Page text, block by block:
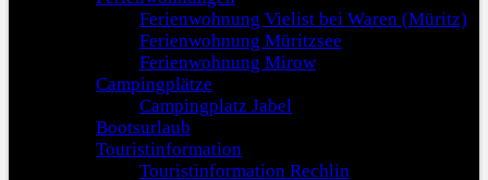
Ferienwohnung Vielist bei Waren (Müritz)
Ferienwohnung Müritzsee
Ferienwohnung Mirow
Campingplätze
Campingplatz Jabel
Bootsurlaub
Touristinformation
Touristinformation Rechlin